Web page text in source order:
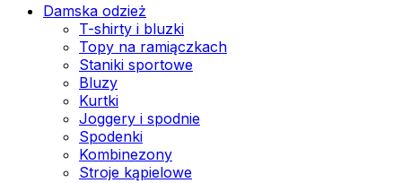
Damska odzież
T-shirty i bluzki
Topy na ramiączkach
Staniki sportowe
Bluzy
Kurtki
Joggery i spodnie
Spodenki
Kombinezony
Stroje kąpielowe